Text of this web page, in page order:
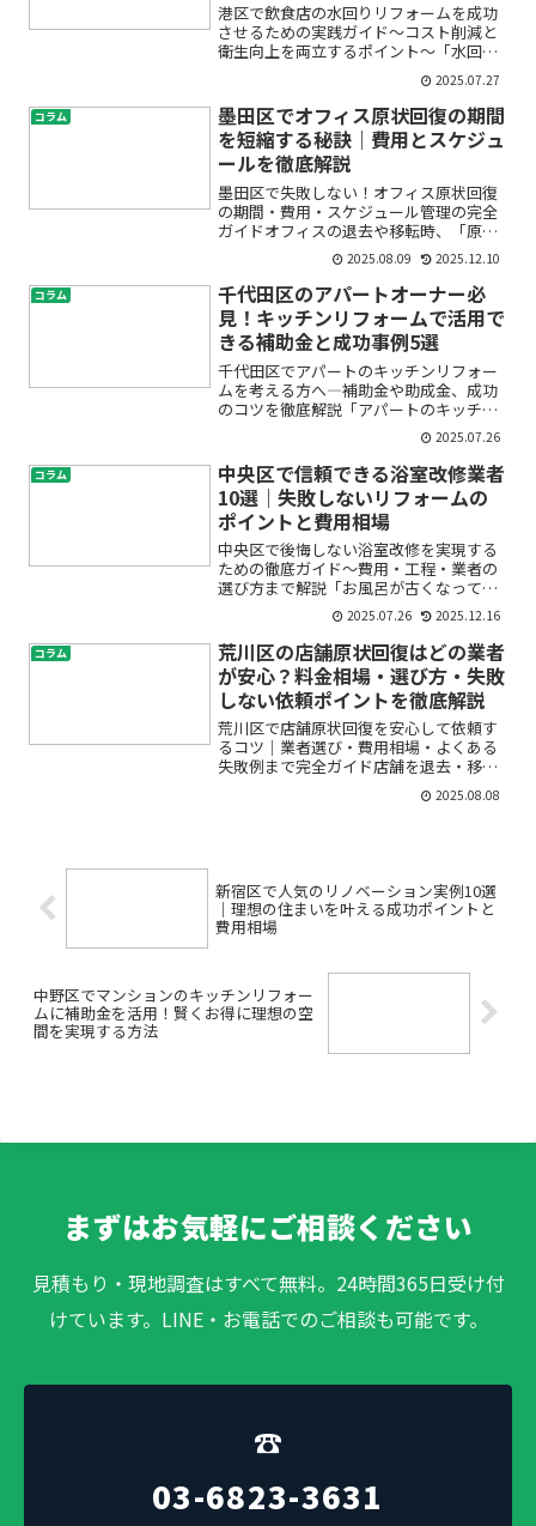
港区で飲食店の水回りリフォームを成功
させるための実践ガイド〜コスト削減と
衛生向上を両立するポイント〜「水回り
が古くてお客様の印象が悪い…」「厨房
設備の老朽化で作業効率も落ちている
し、衛生面も心配」「トイレや洗面台の
トラブルが増えてメンテナン...
2025.07.27
コラム
墨田区でオフィス原状回復の期間
を短縮する秘訣｜費用とスケジュ
ールを徹底解説
墨田区で失敗しない！オフィス原状回復
の期間・費用・スケジュール管理の完全
ガイドオフィスの退去や移転時、「原状
回復って何をどこまでやればいいの？」
「どのくらい期間がかかるの？」「費用
はどのくらい？」と、不安や疑問を抱え
る方はとても多いです。特...
2025.08.09 2025.12.10
コラム
千代田区のアパートオーナー必
見！キッチンリフォームで活用で
きる補助金と成功事例5選
千代田区でアパートのキッチンリフォー
ムを考える方へ―補助金や助成金、成功
のコツを徹底解説「アパートのキッチン
が古くて入居者の満足度が下がっていな
いか心配」「リフォーム費用が高くてな
かなか手をつけられない」「千代田区で
使える補助金や助成制度に...
2025.07.26
コラム
中央区で信頼できる浴室改修業者
10選｜失敗しないリフォームの
ポイントと費用相場
中央区で後悔しない浴室改修を実現する
ための徹底ガイド〜費用・工程・業者の
選び方まで解説「お風呂が古くなって使
いづらい」「浴室をもっと快適で安全に
したい」「費用や工事内容が不安で一歩
が踏み出せない」——中央区で浴室改修
をご検討中の方は、こんな...
2025.07.26 2025.12.16
コラム
荒川区の店舗原状回復はどの業者
が安心？料金相場・選び方・失敗
しない依頼ポイントを徹底解説
荒川区で店舗原状回復を安心して依頼す
るコツ｜業者選び・費用相場・よくある
失敗例まで完全ガイド店舗を退去・移転
する際、「原状回復ってどこまでやれば
いいの？」「費用が高額にならないか不
2025.08.08
新宿区で人気のリノベーション実例10選
｜理想の住まいを叶える成功ポイントと
費用相場
中野区でマンションのキッチンリフォー
ムに補助金を活用！賢くお得に理想の空
間を実現する方法
まずはお気軽にご相談ください
見積もり・現地調査はすべて無料。24時間365日受け付
けています。LINE・お電話でのご相談も可能です。
☎
03-6823-3631